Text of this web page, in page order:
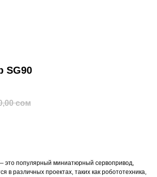
SG90
сом
это популярный миниатюрный сервопривод,
в различных проектах, таких как робототехника,